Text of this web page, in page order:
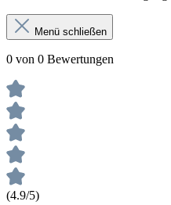
Menü schließen
0 von 0 Bewertungen
(4.9/5)